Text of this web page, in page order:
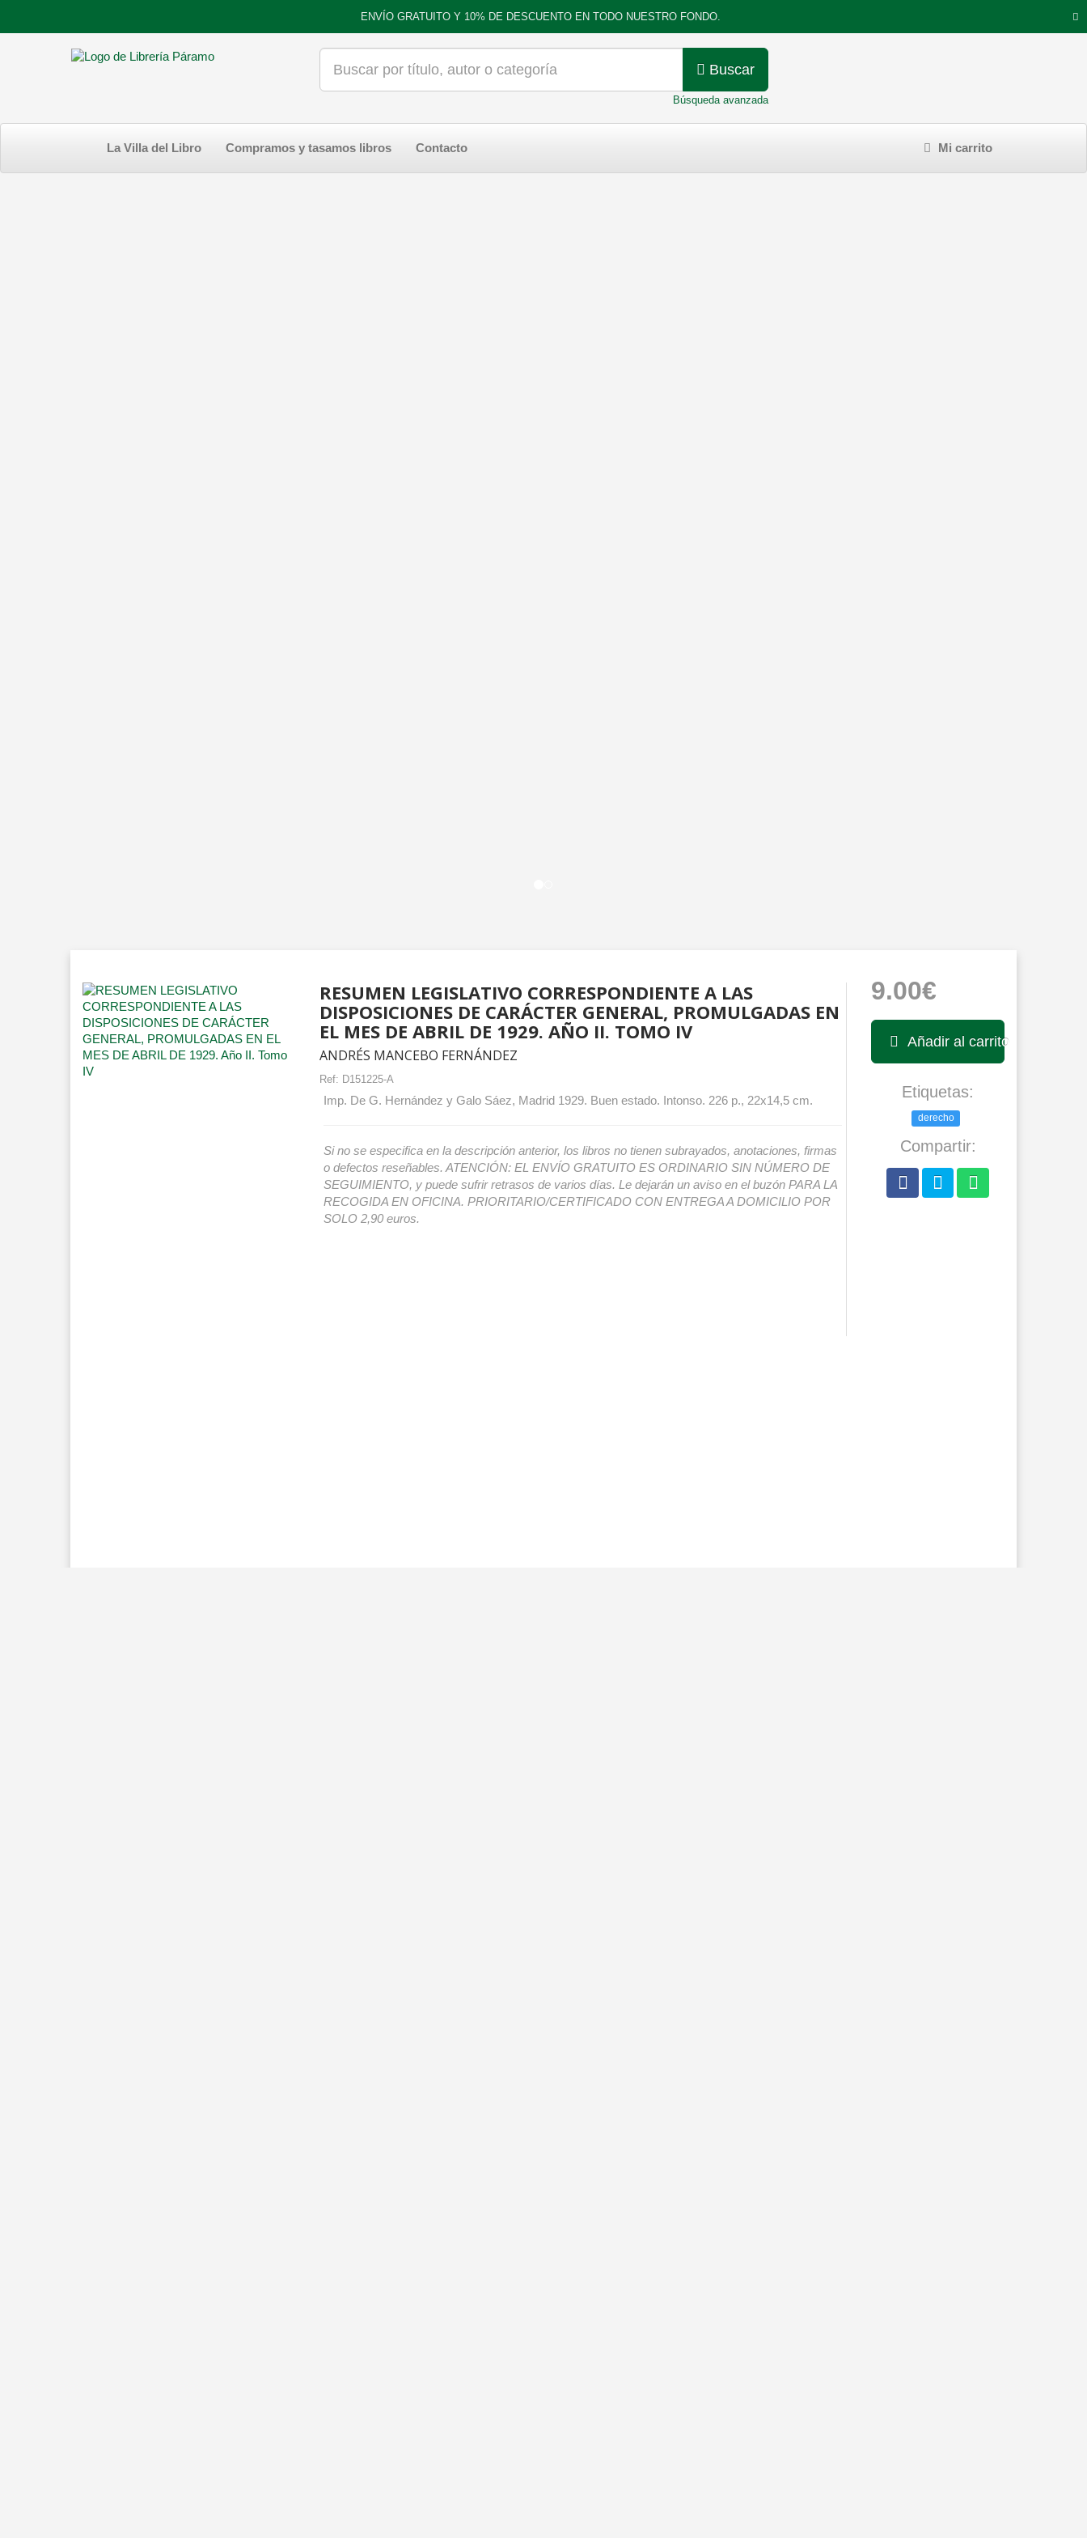
ENVÍO GRATUITO Y 10% DE DESCUENTO EN TODO NUESTRO FONDO.
Buscar
Búsqueda avanzada
La Villa del Libro Compramos y tasamos libros Contacto Mi carrito
RESUMEN LEGISLATIVO CORRESPONDIENTE A LAS
DISPOSICIONES DE CARÁCTER GENERAL, PROMULGADAS EN
EL MES DE ABRIL DE 1929. AÑO II. TOMO IV
ANDRÉS MANCEBO FERNÁNDEZ
Ref: D151225-A
Imp. De G. Hernández y Galo Sáez, Madrid 1929. Buen estado. Intonso. 226 p., 22x14,5 cm.
Si no se especifica en la descripción anterior, los libros no tienen subrayados, anotaciones, firmas
o defectos reseñables. ATENCIÓN: EL ENVÍO GRATUITO ES ORDINARIO SIN NÚMERO DE
SEGUIMIENTO, y puede sufrir retrasos de varios días. Le dejarán un aviso en el buzón PARA LA
RECOGIDA EN OFICINA. PRIORITARIO/CERTIFICADO CON ENTREGA A DOMICILIO POR
SOLO 2,90 euros.
9.00€
Añadir al carrito
Etiquetas:
derecho
Compartir: